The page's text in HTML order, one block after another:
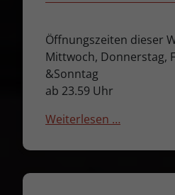
Öffnungszeiten dieser
Mittwoch, Donnerstag,
&Sonntag
ab 23.59 Uhr
Weiterlesen …